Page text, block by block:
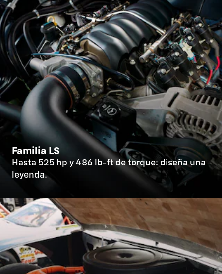
Familia LS
Hasta 525 hp y 486 lb-ft de torque: diseña una
leyenda.